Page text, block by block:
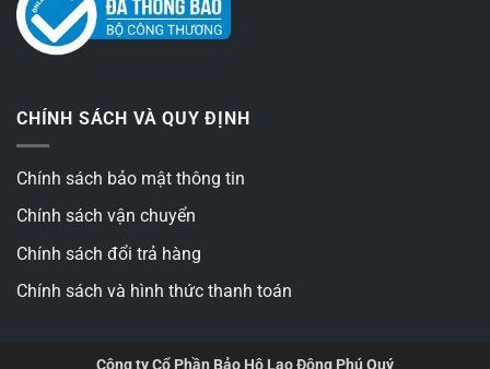
CHÍNH SÁCH VÀ QUY ĐỊNH
Chính sách bảo mật thông tin
Chính sách vận chuyển
Chính sách đổi trả hàng
Chính sách và hình thức thanh toán
Công ty Cổ Phần Bảo Hộ Lao Động Phú Quý